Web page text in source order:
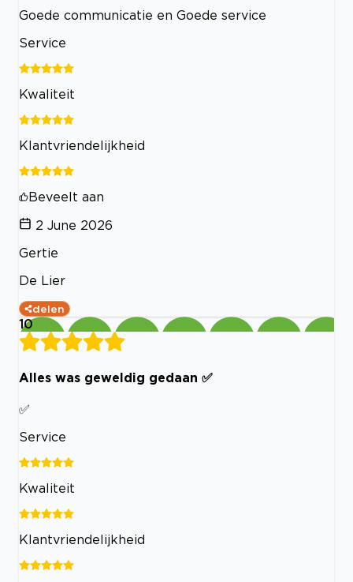
Goede communicatie en Goede service
Service
Kwaliteit
Klantvriendelijkheid
Beveelt aan
2 June 2026
Gertie
De Lier
delen
10
Alles was geweldig gedaan ✅
✅
Service
Kwaliteit
Klantvriendelijkheid